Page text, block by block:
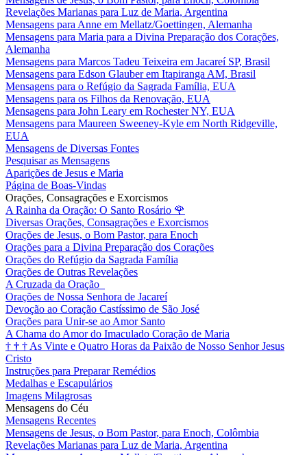
Revelações Marianas para Luz de Maria, Argentina
Mensagens para Anne em Mellatz/Goettingen, Alemanha
Mensagens para Maria para a Divina Preparação dos Corações,
Alemanha
Mensagens para Marcos Tadeu Teixeira em Jacareí SP, Brasil
Mensagens para Edson Glauber em Itapiranga AM, Brasil
Mensagens para o Refúgio da Sagrada Família, EUA
Mensagens para os Filhos da Renovação, EUA
Mensagens para John Leary em Rochester NY, EUA
Mensagens para Maureen Sweeney-Kyle em North Ridgeville,
EUA
Mensagens de Diversas Fontes
Pesquisar as Mensagens
Aparições de Jesus e Maria
Página de Boas-Vindas
Orações, Consagrações e Exorcismos
A Rainha da Oração: O Santo Rosário 🌹
Diversas Orações, Consagrações e Exorcismos
Orações de Jesus, o Bom Pastor, para Enoch
Orações para a Divina Preparação dos Corações
Orações do Refúgio da Sagrada Família
Orações de Outras Revelações
A Cruzada da Oração
Orações de Nossa Senhora de Jacareí
Devoção ao Coração Castíssimo de São José
Orações para Unir-se ao Amor Santo
A Chama do Amor do Imaculado Coração de Maria
† † † As Vinte e Quatro Horas da Paixão de Nosso Senhor Jesus
Cristo
Instruções para Preparar Remédios
Medalhas e Escapulários
Imagens Milagrosas
Mensagens do Céu
Mensagens Recentes
Mensagens de Jesus, o Bom Pastor, para Enoch, Colômbia
Revelações Marianas para Luz de Maria, Argentina